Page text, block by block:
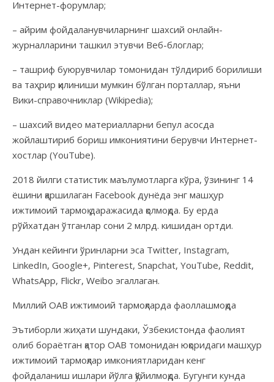
Интернет-форумлар;
– айрим фойдаланувчиларнинг шахсий онлайн-
журналларини ташкил этувчи Веб-блоглар;
– ташриф буюрувчилар томонидан тўлдириб борилиши
ва таҳрир қилиниши мумкин бўлган порталлар, яъни
Вики-справочниклар (Wikipedia);
– шахсий видео материалларни бепул асосда
жойлаштириб бориш имкониятини берувчи Интернет-
хостлар (YouTube).
2018 йилги статистик маълумотларга кўра, ўзининг 14
ёшини қаршилаган Facebook дунёда энг машҳур
ижтимоий тармоқ даражасида қолмоқда. Бу ерда
рўйхатдан ўтганлар сони 2 млрд. кишидан ортди.
Ундан кейинги ўринларни эса Twitter, Instagram,
LinkedIn, Google+, Pinterest, Snapchat, YouTube, Reddit,
WhatsApp, Flickr, Weibo эгаллаган.
Миллий ОАВ ижтимоий тармоқларда фаоллашмоқда
Эътиборли жиҳати шундаки, Ўзбекистонда фаолият
олиб бораётган қатор ОАВ томонидан юқоридаги машҳур
ижтимоий тармоқлар имкониятларидан кенг
фойдаланиш ишлари йўлга қўйилмоқда. Бугунги кунда